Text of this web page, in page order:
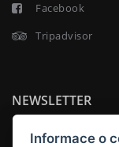
Facebook
Tripadvisor
NEWSLETTER
Informace o